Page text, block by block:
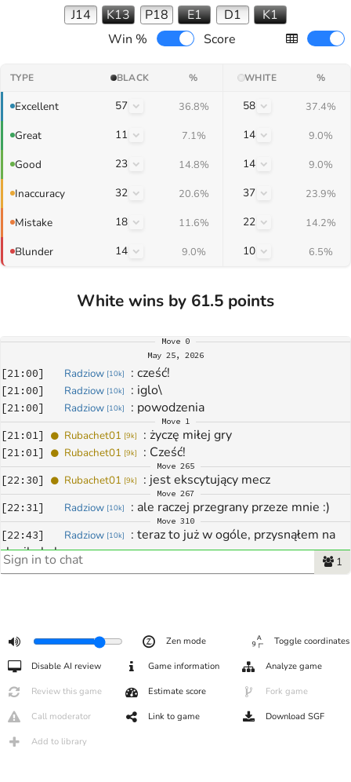
J14 K13 P18 E1 D1
K1
Win %
Score
TYPE BLACK % WHITE %
Excellent 57 36.8% 58 37.4%
Great 11 7.1% 14 9.0%
Good 23 14.8% 14 9.0%
Inaccuracy 32 20.6% 37 23.9%
Mistake 18 11.6% 22 14.2%
Blunder 14 9.0% 10 6.5%
White wins by 61.5 points
Move 0
May 25, 2026
[21:00] Radziow [10k] : cześć!
[21:00] Radziow [10k] : iglo\
[21:00] Radziow [10k] : powodzenia
Move 1
[21:01] Rubachet01 [9k] : życzę miłej gry
[21:01] Rubachet01 [9k] : Cześć!
Move 265
[22:30] Rubachet01 [9k] : jest ekscytujący mecz
Move 267
[22:31] Radziow [10k] : ale raczej przegrany przeze mnie :)
Move 310
[22:43] Radziow [10k] : teraz to już w ogóle, przysnąłem na
chwilę haha
22:43 Rubachet01 : to nie trzeba
22:46] Rubachet01 : myślę też :-( miałem 2 swabe
22:47] Rubachet01 9k : Bardzo dziękuję!
1
Zen mode Toggle coordinates
Disable AI review Game information Analyze game
Review this game Estimate score Fork game
Call moderator Link to game Download SGF
Add to library